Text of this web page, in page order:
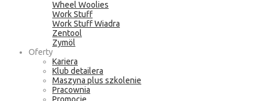
Wheel Woolies
Work Stuff
Work Stuff Wiadra
Zentool
Zymöl
Oferty
Kariera
Klub detailera
Maszyna plus szkolenie
Pracownia